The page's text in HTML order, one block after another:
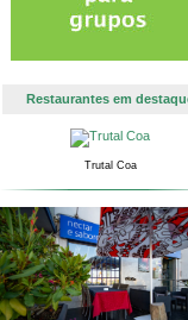
Restaurantes em
Trutal Coa